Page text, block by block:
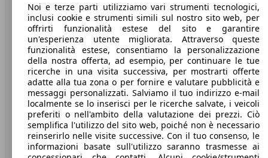
Benvenuti su AutoScout24, il mercato auto europeo.
Società
A proposito di AutoScout24
Stampa
Media
Condizioni generali
Noi e terze parti utilizziamo vari strumenti tecnologici,
inclusi cookie e strumenti simili sul nostro sito web, per
offrirti funzionalità estese del sito e garantire
un'esperienza utente migliorata. Attraverso queste
funzionalità estese, consentiamo la personalizzazione
della nostra offerta, ad esempio, per continuare le tue
ricerche in una visita successiva, per mostrarti offerte
adatte alla tua zona o per fornire e valutare pubblicità e
messaggi personalizzati. Salviamo il tuo indirizzo e-mail
localmente se lo inserisci per le ricerche salvate, i veicoli
preferiti o nell'ambito della valutazione dei prezzi. Ciò
semplifica l'utilizzo del sito web, poiché non è necessario
reinserirlo nelle visite successive. Con il tuo consenso, le
informazioni basate sull'utilizzo saranno trasmesse ai